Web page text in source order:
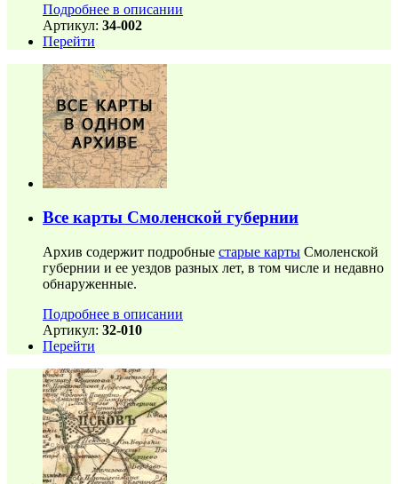
Подробнее в описании
Артикул: 34-002
Перейти
Все карты Смоленской губернии
Архив содержит подробные старые карты Смоленской
губернии и ее уездов разных лет, в том числе и недавно
обнаруженные.
Подробнее в описании
Артикул: 32-010
Перейти